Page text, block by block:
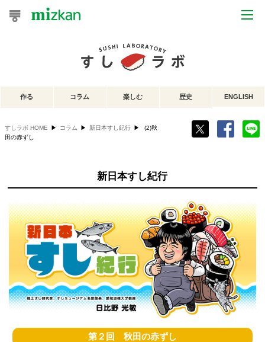
レシピカテゴリ一覧
レシピ名特集
商品情報
商品カテゴリ
調味酢
新商品一覧
作る コラム 楽しむ 歴史 ENGLISH
すしラボ HOME ▶ コラム ▶ 新日本すし紀行 ▶
(2)秋
田の赤ずし
新日本すし紀行
第２回 秋田の赤ずし